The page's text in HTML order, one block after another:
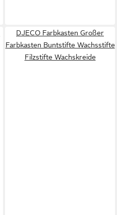
DJECO Farbkasten Großer
Farbkasten Buntstifte Wachsstifte
Filzstifte Wachskreide